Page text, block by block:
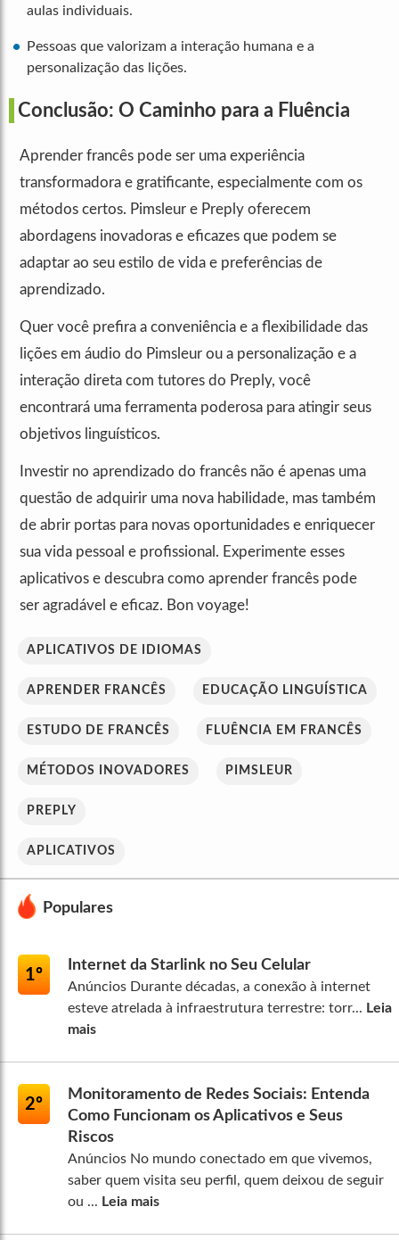
aulas individuais.
Pessoas que valorizam a interação humana e a
personalização das lições.
Conclusão: O Caminho para a Fluência
Aprender francês pode ser uma experiência
transformadora e gratificante, especialmente com os
métodos certos. Pimsleur e Preply oferecem
abordagens inovadoras e eficazes que podem se
adaptar ao seu estilo de vida e preferências de
aprendizado.
Quer você prefira a conveniência e a flexibilidade das
lições em áudio do Pimsleur ou a personalização e a
interação direta com tutores do Preply, você
encontrará uma ferramenta poderosa para atingir seus
objetivos linguísticos.
Investir no aprendizado do francês não é apenas uma
questão de adquirir uma nova habilidade, mas também
de abrir portas para novas oportunidades e enriquecer
sua vida pessoal e profissional. Experimente esses
aplicativos e descubra como aprender francês pode
ser agradável e eficaz. Bon voyage!
APLICATIVOS DE IDIOMAS
APRENDER FRANCÊS EDUCAÇÃO LINGUÍSTICA
ESTUDO DE FRANCÊS FLUÊNCIA EM FRANCÊS
MÉTODOS INOVADORES PIMSLEUR
PREPLY
APLICATIVOS
Populares
1º
Internet da Starlink no Seu Celular
Anúncios Durante décadas, a conexão à internet
esteve atrelada à infraestrutura terrestre: torr... Leia
mais
2º
Monitoramento de Redes Sociais: Entenda
Como Funcionam os Aplicativos e Seus
Riscos
Anúncios No mundo conectado em que vivemos,
saber quem visita seu perfil, quem deixou de seguir
ou ... Leia mais